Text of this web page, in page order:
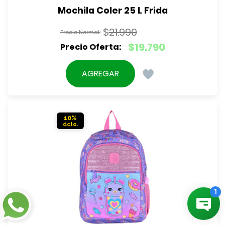
Mochila Coler 25 L Frida
$21.990
El
precio
original
$19.790
El
precio
actual
$19.790.
AGREGAR
10%